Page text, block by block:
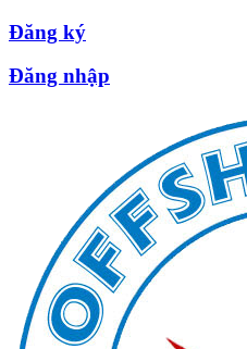
Đăng ký
Đăng nhập